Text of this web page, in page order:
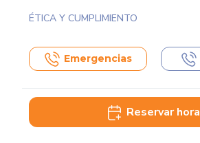
ÉTICA Y CUMPLIMIENTO
Emergencias
Reservar hora